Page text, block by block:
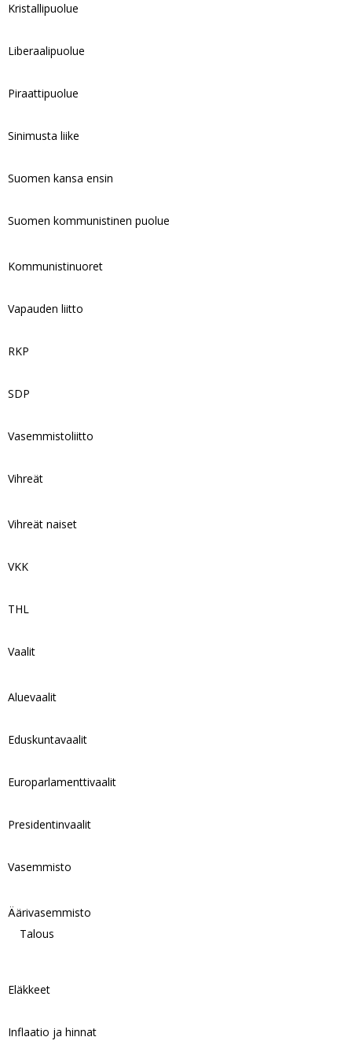
Kristallipuolue
Liberaalipuolue
Piraattipuolue
Sinimusta liike
Suomen kansa ensin
Suomen kommunistinen puolue
Kommunistinuoret
Vapauden liitto
RKP
SDP
Vasemmistoliitto
Vihreät
Vihreät naiset
VKK
THL
Vaalit
Aluevaalit
Eduskuntavaalit
Europarlamenttivaalit
Presidentinvaalit
Vasemmisto
Äärivasemmisto
Talous
Eläkkeet
Inflaatio ja hinnat